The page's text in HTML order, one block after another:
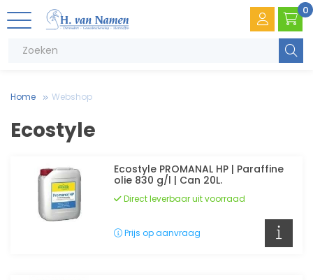
0
Home Webshop
Ecostyle
Ecostyle PROMANAL HP | Paraffine
olie 830 g/l | Can 20L.
Direct leverbaar uit voorraad
Prijs op aanvraag